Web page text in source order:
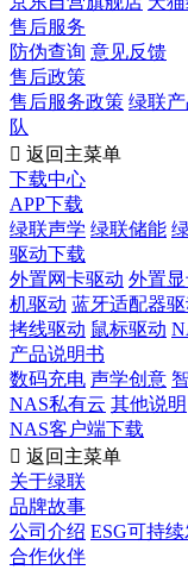
售后服务
防伪查询 意见反馈
售后政策
售后服务政策 绿联
队
 返回主菜单
下载中心
APP下载
绿联声学 绿联储能
驱动下载
外置网卡驱动 外置
机驱动 蓝牙适配器驱
拷线驱动 鼠标驱动
产品说明书
数码充电 声学创意
NAS私有云 其他说明
NAS客户端下载
 返回主菜单
关于绿联
品牌故事
公司介绍 ESG可持
合作伙伴